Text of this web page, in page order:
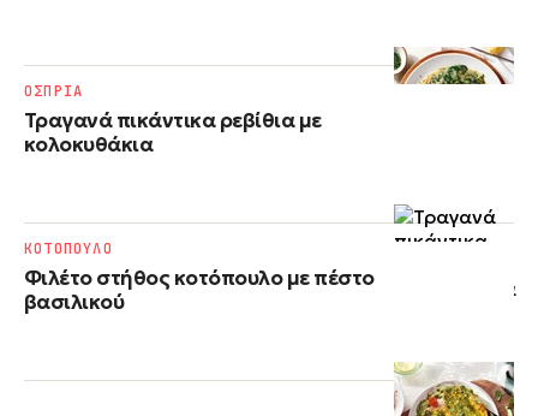
Τραγανά πικάντικα ρεβίθια με
κολοκυθάκια
ΟΣΠΡΙΑ
Φιλέτο στήθος κοτόπουλο με πέστο
βασιλικού
ΚΟΤΟΠΟΥΛΟ